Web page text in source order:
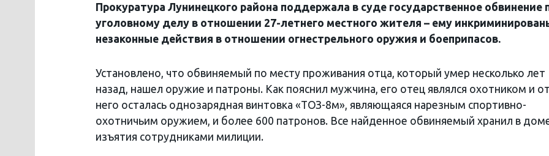
Прокуратура Лунинецкого района поддержала в суде государственное обвинение
уголовному делу в отношении 27-летнего местного жителя – ему
незаконные действия в отношении огнестрельного оружия и боеприпасов.
Установлено, что обвиняемый по месту проживания отца, который умер несколько лет
назад, нашел оружие и патроны. Как пояснил мужчина, его отец являлся охотником и
него осталась однозарядная винтовка «ТОЗ-8м», являющаяся нарезным спортивно-
охотничьим оружием, и более 600 патронов. Все найденное обвиняемый хранил в
изъятия сотрудниками милиции.